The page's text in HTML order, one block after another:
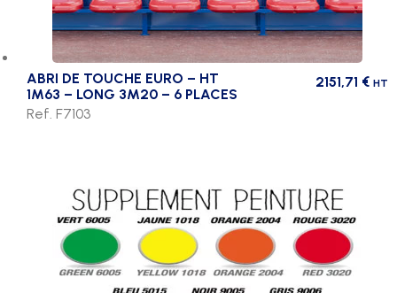
ABRI DE TOUCHE EURO – HT
1M63 – LONG 3M20 – 6 PLACES
2151,71 € HT
Ref. F7103